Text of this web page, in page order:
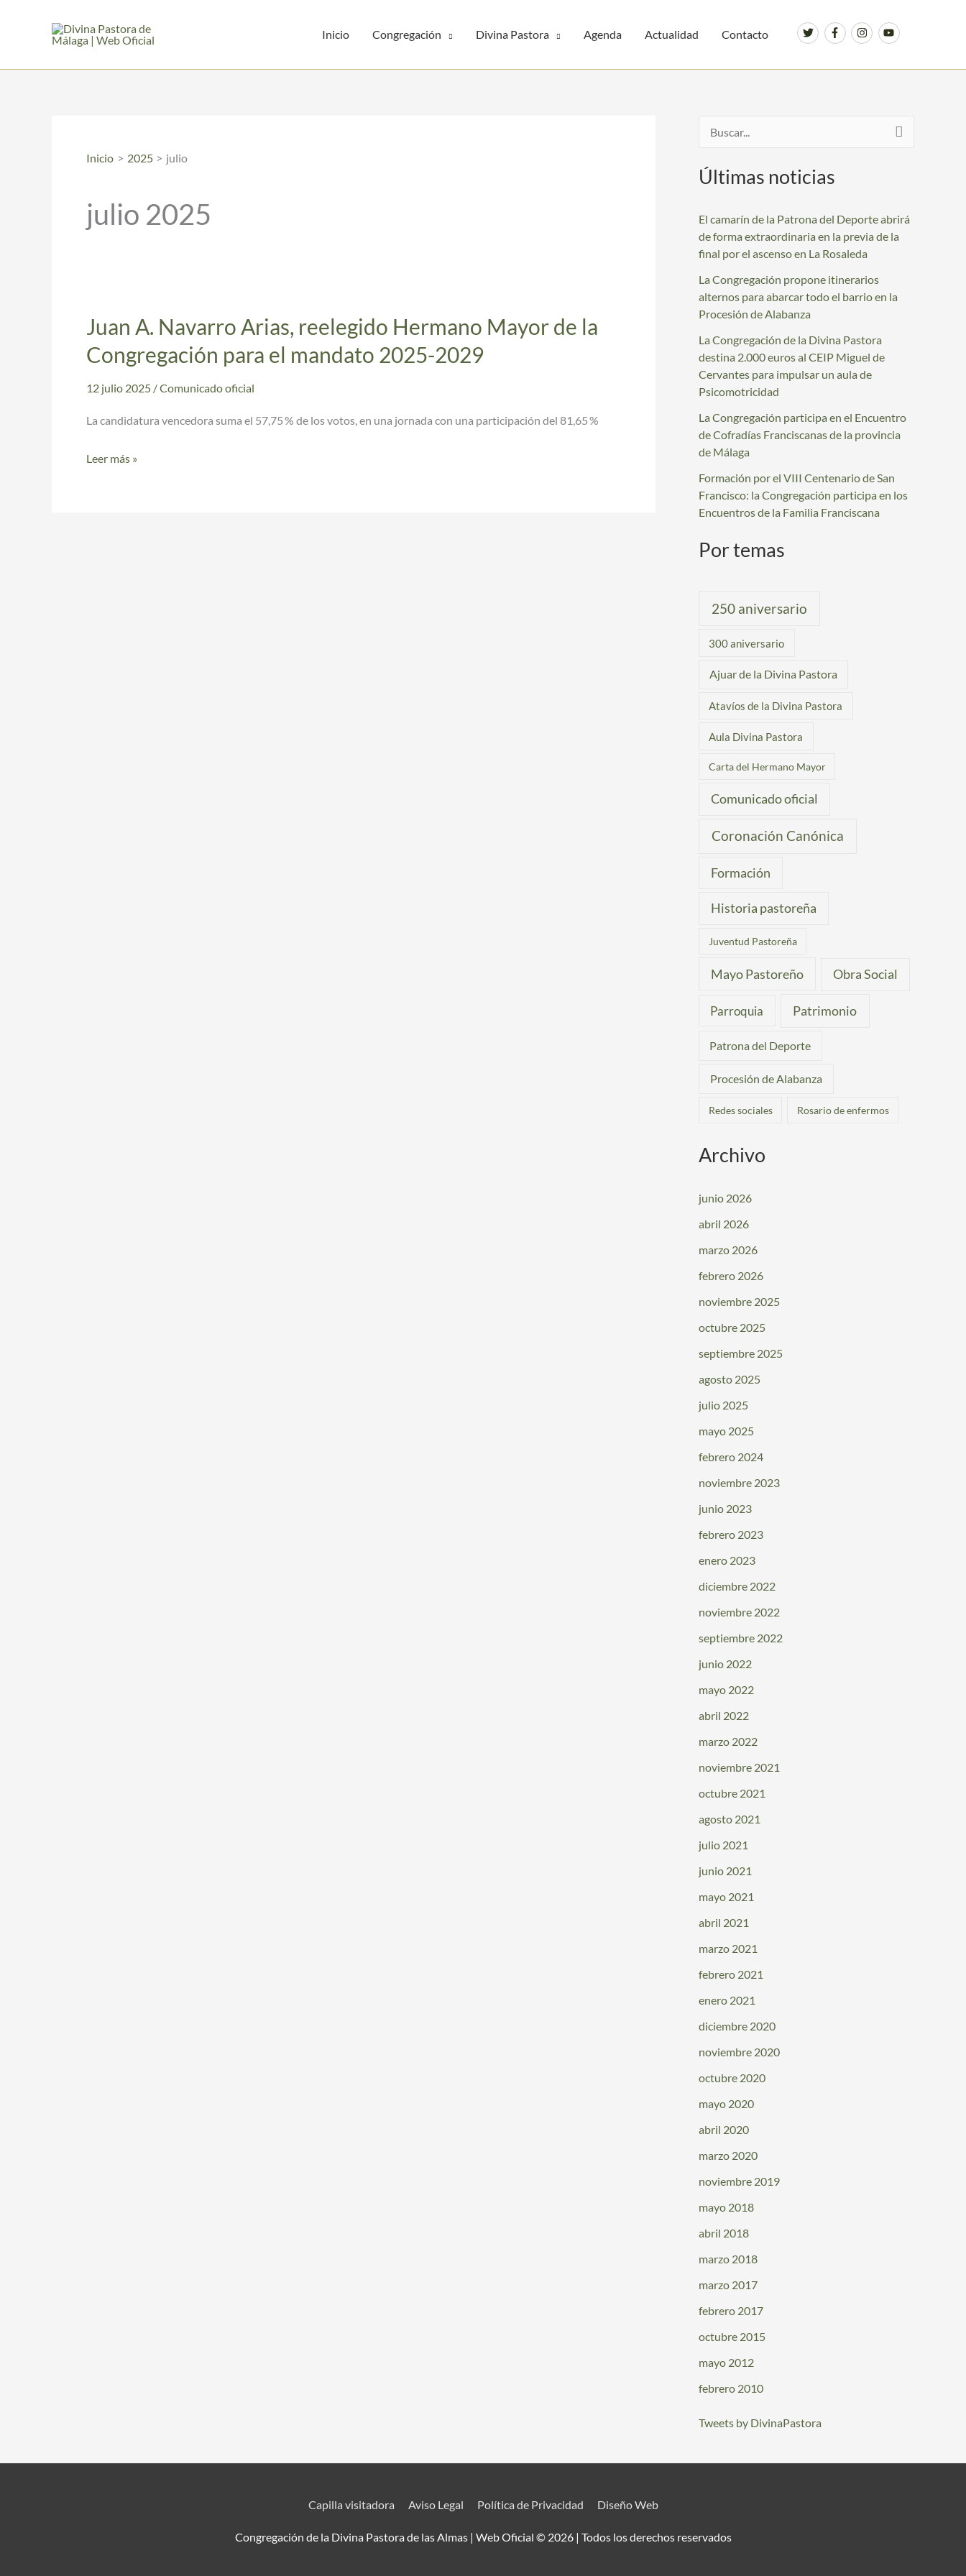
Inicio Congregación Divina Pastora Agenda Actualidad Contacto
Inicio 2025 julio
julio 2025
Juan A. Navarro Arias, reelegido Hermano Mayor de la
Congregación para el mandato 2025-2029
12 julio 2025 /Comunicado oficial
La candidatura vencedora suma el 57,75 % de los votos, en una jornada con una participación del 81,65 %
Juan
Navarro
Arias,
Hermano
Leer más »
s
a
r
p
o
r
:
Últimas noticias
El camarín de la Patrona del Deporte abrirá
de forma extraordinaria en la previa de la
final por el ascenso en La Rosaleda
La Congregación propone itinerarios
alternos para abarcar todo el barrio en la
Procesión de Alabanza
La Congregación de la Divina Pastora
destina 2.000 euros al CEIP Miguel de
Cervantes para impulsar un aula de
Psicomotricidad
La Congregación participa en el Encuentro
de Cofradías Franciscanas de la provincia
de Málaga
Formación por el VIII Centenario de San
Francisco: la Congregación participa en los
Encuentros de la Familia Franciscana
Por temas
250 aniversario
300 aniversario
Ajuar de la Divina Pastora
Atavíos de la Divina Pastora
Aula Divina Pastora
Carta del Hermano Mayor
Comunicado oficial
Coronación Canónica
Formación
Historia pastoreña
Juventud Pastoreña
Mayo Pastoreño Obra Social
Parroquia Patrimonio
Patrona del Deporte
Procesión de Alabanza
Redes sociales Rosario de enfermos
Archivo
junio 2026
abril 2026
marzo 2026
febrero 2026
noviembre 2025
octubre 2025
septiembre 2025
agosto 2025
julio 2025
mayo 2025
febrero 2024
noviembre 2023
junio 2023
febrero 2023
enero 2023
diciembre 2022
noviembre 2022
septiembre 2022
junio 2022
mayo 2022
abril 2022
marzo 2022
noviembre 2021
octubre 2021
agosto 2021
julio 2021
junio 2021
mayo 2021
abril 2021
marzo 2021
febrero 2021
enero 2021
diciembre 2020
noviembre 2020
octubre 2020
mayo 2020
abril 2020
marzo 2020
noviembre 2019
mayo 2018
abril 2018
marzo 2018
marzo 2017
febrero 2017
octubre 2015
mayo 2012
febrero 2010
Tweets by DivinaPastora
Capilla visitadora Aviso Legal Política de Privacidad Diseño Web
Congregación de la Divina Pastora de las Almas | Web Oficial © 2026 | Todos los derechos reservados